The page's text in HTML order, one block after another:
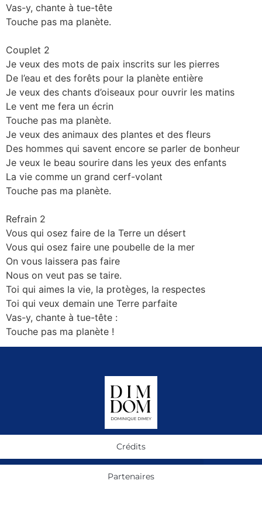
Vas-y, chante à tue-tête
Touche pas ma planète.
Couplet 2
Je veux des mots de paix inscrits sur les pierres
De l’eau et des forêts pour la planète entière
Je veux des chants d’oiseaux pour ouvrir les matins
Le vent me fera un écrin
Touche pas ma planète.
Je veux des animaux des plantes et des fleurs
Des hommes qui savent encore se parler de bonheur
Je veux le beau sourire dans les yeux des enfants
La vie comme un grand cerf-volant
Touche pas ma planète.
Refrain 2
Vous qui osez faire de la Terre un désert
Vous qui osez faire une poubelle de la mer
On vous laissera pas faire
Nous on veut pas se taire.
Toi qui aimes la vie, la protèges, la respectes
Toi qui veux demain une Terre parfaite
Vas-y, chante à tue-tête :
Touche pas ma planète !
Crédits
Partenaires